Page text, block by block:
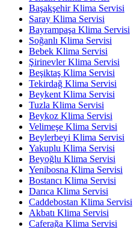
Başakşehir Klima Servisi
Saray Klima Servisi
Bayrampaşa Klima Servisi
Soğanlı Klima Servisi
Bebek Klima Servisi
Şirinevler Klima Servisi
Beşiktaş Klima Servisi
Tekirdağ Klima Servisi
Beykent Klima Servisi
Tuzla Klima Servisi
Beykoz Klima Servisi
Velimeşe Klima Servisi
Beylerbeyi Klima Servisi
Yakuplu Klima Servisi
Beyoğlu Klima Servisi
Yenibosna Klima Servisi
Bostancı Klima Servisi
Darıca Klima Servisi
Caddebostan Klima Servisi
Akbatı Klima Servisi
Caferağa Klima Servisi